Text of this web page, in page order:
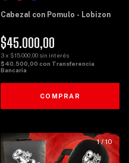
Cabezal con Pomulo - Lobizon
$45.000,00
3x $15.000,00 sin interés
$40.500,00 con Transferencia
Bancaria
COMPRAR
1/10